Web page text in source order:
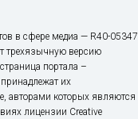
в сфере медиа — R40-05347
трехязычную версию
портала –
их
авторами которых являются
лицензии Creative